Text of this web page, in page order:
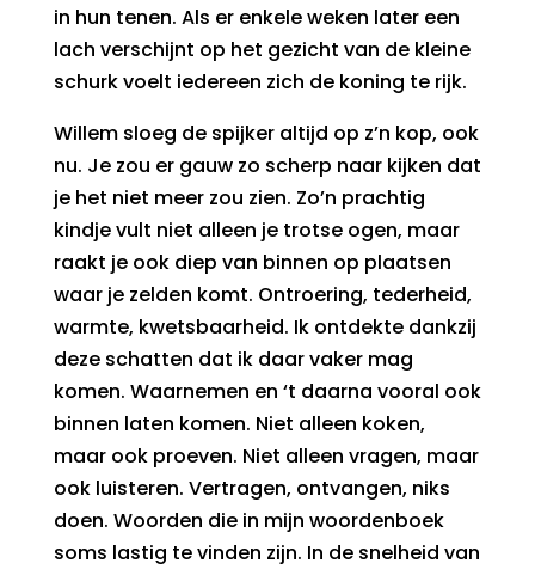
in hun tenen. Als er enkele weken later een
lach verschijnt op het gezicht van de kleine
schurk voelt iedereen zich de koning te rijk.
Willem sloeg de spijker altijd op z’n kop, ook
nu. Je zou er gauw zo scherp naar kijken dat
je het niet meer zou zien. Zo’n prachtig
kindje vult niet alleen je trotse ogen, maar
raakt je ook diep van binnen op plaatsen
waar je zelden komt. Ontroering, tederheid,
warmte, kwetsbaarheid. Ik ontdekte dankzij
deze schatten dat ik daar vaker mag
komen. Waarnemen en ‘t daarna vooral ook
binnen laten komen. Niet alleen koken,
maar ook proeven. Niet alleen vragen, maar
ook luisteren. Vertragen, ontvangen, niks
doen. Woorden die in mijn woordenboek
soms lastig te vinden zijn. In de snelheid van